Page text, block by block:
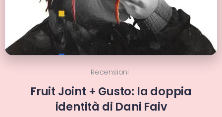
Recensioni
Fruit Joint + Gusto: la doppia
identità di Dani Faiv